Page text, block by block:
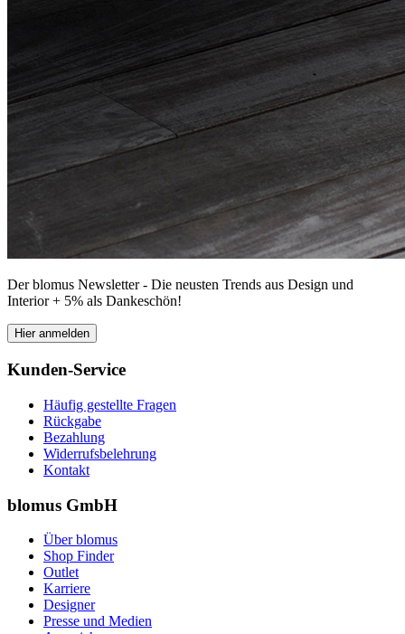
Der blomus Newsletter - Die neusten Trends aus Design und
Interior + 5% als Dankeschön!
Hier anmelden
Kunden-Service
Häufig gestellte Fragen
Rückgabe
Bezahlung
Widerrufsbelehrung
Kontakt
blomus GmbH
Über blomus
Shop Finder
Outlet
Karriere
Designer
Presse und Medien